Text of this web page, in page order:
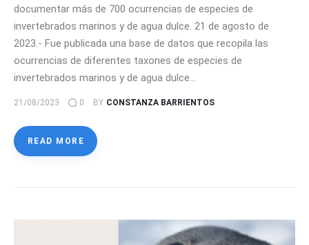
documentar más de 700 ocurrencias de especies de
invertebrados marinos y de agua dulce. 21 de agosto de
2023.- Fue publicada una base de datos que recopila las
ocurrencias de diferentes taxones de especies de
invertebrados marinos y de agua dulce…
21/08/2023 0 BY CONSTANZA BARRIENTOS
READ MORE